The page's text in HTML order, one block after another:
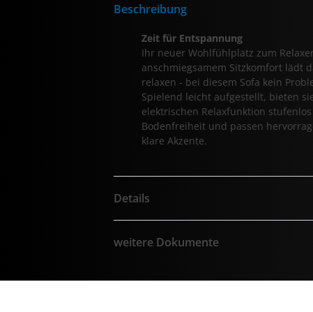
Beschreibung
Zeit für Entspannung
Ihr neuer Wohlfühlplatz zum
anschmiegsamem Sitzkomfort lädt
relaxen - bei diesem Sofa kein
Spielend leicht aufgestellt, bieten
elektrischen Relaxfunktion
Bodenfreiheit und passen
klare Akzente.
Details
weitere Dokumente